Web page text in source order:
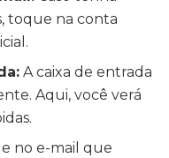
toque na conta
A caixa de entrada
Aqui, você verá
no e-mail que